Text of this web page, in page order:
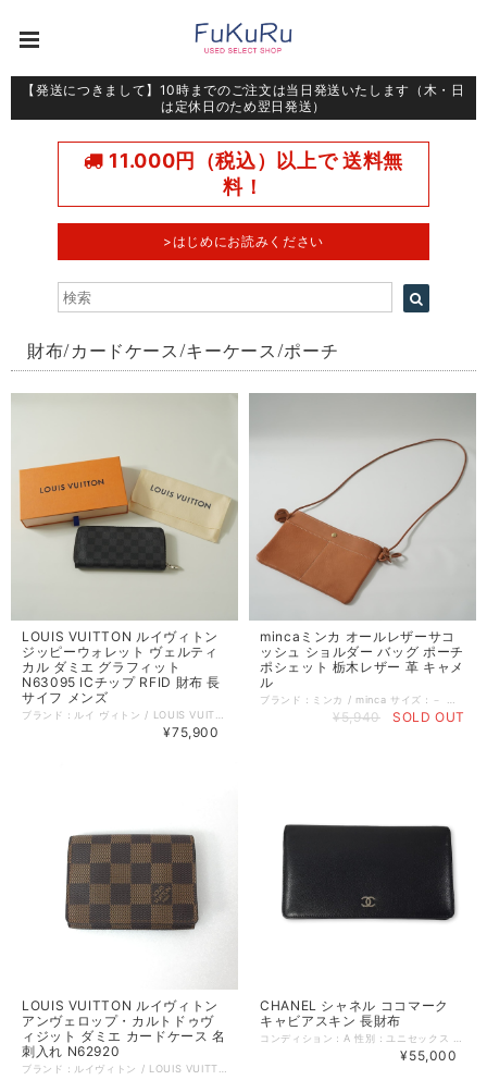
【発送につきまして】10時までのご注文は当日発送いたします（木・日
は定休日のため翌日発送）
11.000円（税込）以上で 送料無
料！
>はじめにお読みください
財布/カードケース/キーケース/ポーチ
LOUIS VUITTON ルイヴィトン
ジッピーウォレット ヴェルティ
カル ダミエ グラフィット
N63095 ICチップ RFID 財布 長
サイフ メンズ
¥75,900
mincaミンカ オールレザーサコ
ッシュ ショルダー バッグ ポーチ
ポシェット 栃木レザー 革 キャメ
ル
¥5,940 SOLD OUT
LOUIS VUITTON ルイヴィトン
アンヴェロップ・カルトドゥヴ
ィジット ダミエ カードケース 名
刺入れ N62920
CHANEL シャネル ココマーク
キャビアスキン 長財布
¥55,000